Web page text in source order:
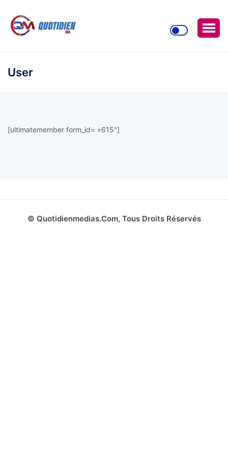
User
[ultimatemember form_id= »615″]
© Quotidienmedias.com, Tous Droits Réservés